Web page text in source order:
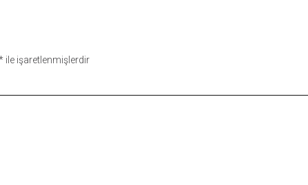
ile işaretlenmişlerdir